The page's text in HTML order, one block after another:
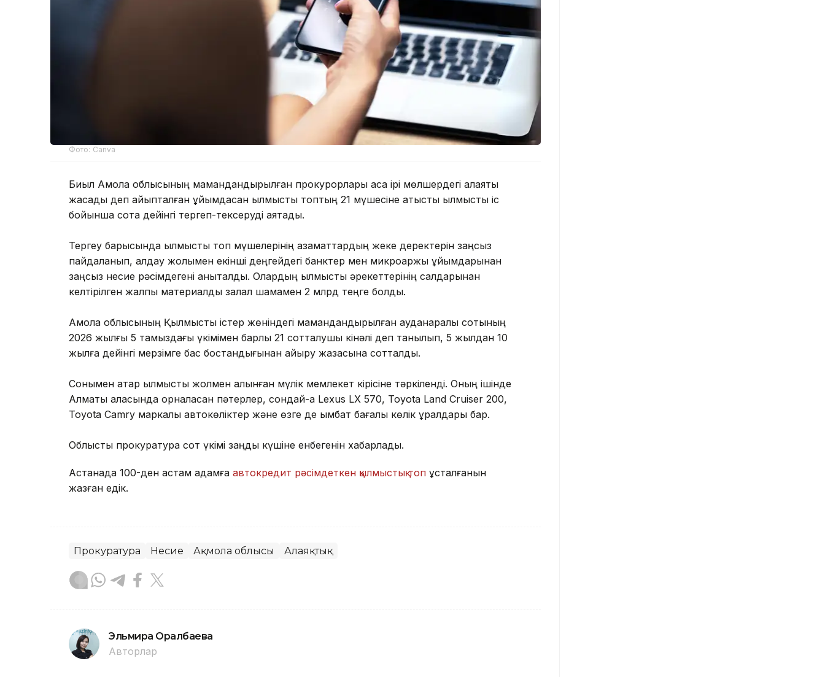
Фото: Canva
Биыл Ақмола облысының мамандандырылған прокурорлары аса ірі мөлшердегі алаяқтық
жасады деп айыпталған ұйымдасқан қылмыстық топтың 21 мүшесіне қатысты қылмыстық іс
бойынша сотқа дейінгі тергеп-тексеруді аяқтады.
Тергеу барысында қылмыстық топ мүшелерінің азаматтардың жеке деректерін заңсыз
пайдаланып, алдау жолымен екінші деңгейдегі банктер мен микроқаржы ұйымдарынан
заңсыз несие рәсімдегені анықталды. Олардың қылмыстық әрекеттерінің салдарынан
келтірілген жалпы материалдық залал шамамен 2 млрд теңге болды.
Ақмола облысының Қылмыстық істер жөніндегі мамандандырылған ауданаралық сотының
2026 жылғы 5 тамыздағы үкімімен барлық 21 сотталушы кінәлі деп танылып, 5 жылдан 10
жылға дейінгі мерзімге бас бостандығынан айыру жазасына сотталды.
Сонымен қатар қылмыстық жолмен алынған мүлік мемлекет кірісіне тәркіленді. Оның ішінде
Алматы қаласында орналасқан пәтерлер, сондай-ақ Lexus LX 570, Toyota Land Cruiser 200,
Toyota Camry маркалы автокөліктер және өзге де қымбат бағалы көлік құралдары бар.
Облыстық прокуратура сот үкімі заңды күшіне енбегенін хабарлады.
Астанада 100-ден астам адамға автокредит рәсімдеткен қылмыстық топ ұсталғанын
жазған едік.
Прокуратура Несие Ақмола облысы Алаяқтық
Эльмира Оралбаева
Авторлар